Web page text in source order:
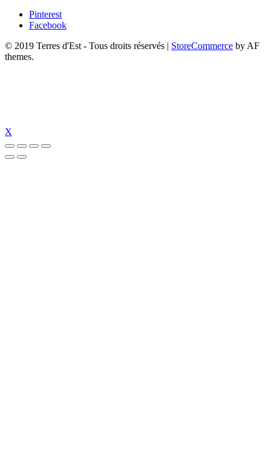
Pinterest
Facebook
© 2019 Terres d'Est - Tous droits réservés
StoreCommerce by AF
themes.
X